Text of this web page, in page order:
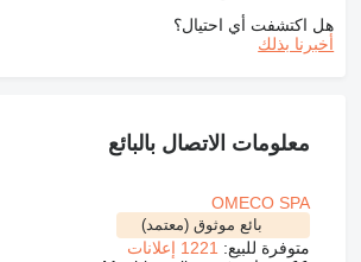
هل اكتشفت أي احتيال؟
أخبرنا بذلك
معلومات الاتصال بالبائع
OMECO SPA
بائع موثوق (معتمد)
متوفرة للبيع: 1221 إعلانات